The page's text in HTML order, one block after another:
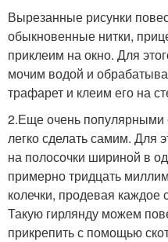
Вырезанные рисунки
обыкновенные нитки,
приклеим на окно. Для
мочим водой и
трафарет и клеим его на
2.Еще очень популярными
легко сделать самим. Для
на полосочки шириной в
примерно тридцать
колечки, продевая
Такую гирлянду можем
прикрепить с помощью